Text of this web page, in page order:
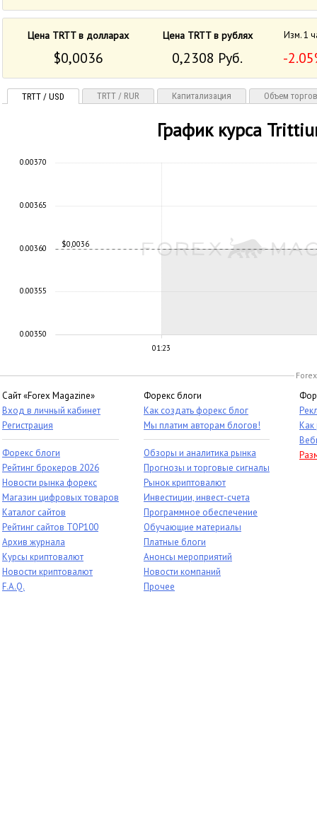
Цена TRTT в долларах Цена TRTT в рублях Изм. 1
$0,0036 0,2308 Руб. -
TRTT / USD TRTT / RUR Капитализация Объем торгов
График курса
01:23
$0,0036
0.00350
0.00355
0.00360
0.00365
0.00370
Сайт «Forex Magazine»
Вход в личный кабинет
Регистрация
Форекс блоги
Рейтинг брокеров 2026
Новости рынка форекс
Магазин цифровых товаров
Каталог сайтов
Рейтинг сайтов TOP100
Архив журнала
Курсы криптовалют
Новости криптовалют
F.A.Q.
Форекс блоги
Как создать форекс блог
Мы платим авторам блогов!
Обзоры и аналитика рынка
Прогнозы и торговые сигналы
Рынок криптовалют
Инвестиции, инвест-счета
Программное обеспечение
Обучающие материалы
Платные блоги
Анонсы мероприятий
Новости компаний
Прочее
Как